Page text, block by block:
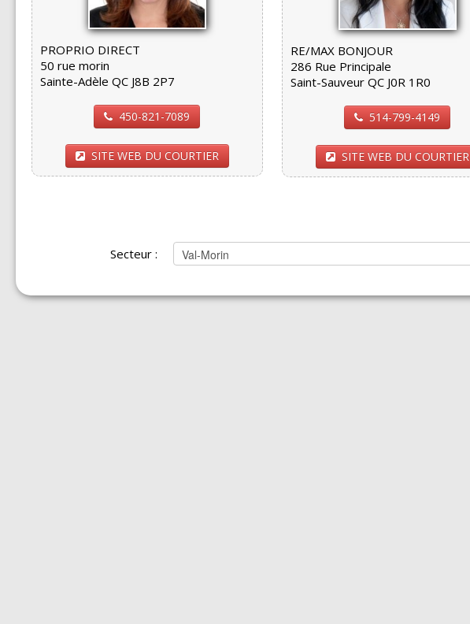
PROPRIO DIRECT
50 rue morin
Sainte-Adèle QC J8B 2P7
450-821-7089
SITE WEB DU COURTIER
RE/MAX BONJOUR
286 Rue Principale
Saint-Sauveur QC J0R 1R0
514-799-4149
SITE WEB DU COURTIER
Secteur :